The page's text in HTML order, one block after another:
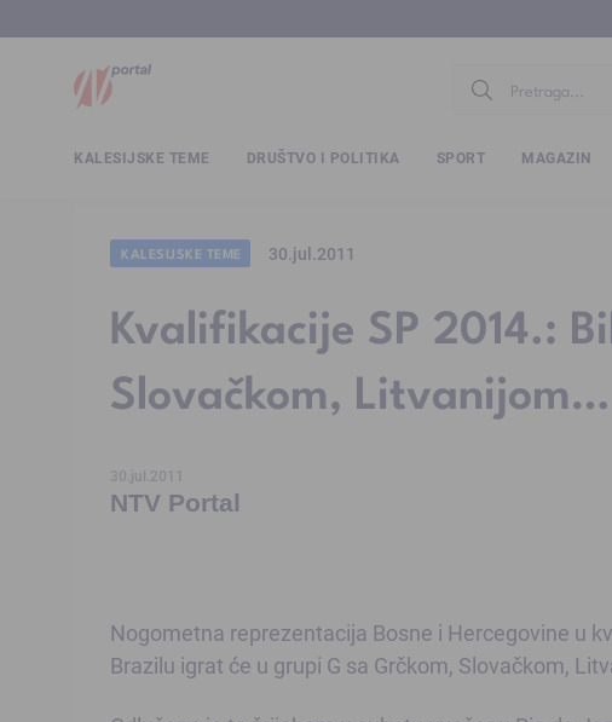
KALESIJSKE TEME DRUŠTVO I POLITIKA SPORT MAGAZIN
KALESIJSKE TEME 30.jul.2011
Kvalifikacije SP 2014.:
Slovačkom, Litvanijom…
30.jul.2011
NTV Portal
Nogometna reprezentacija Bosne i Hercegovine u
Brazilu igrat će u grupi G sa Grčkom, Slovačkom,